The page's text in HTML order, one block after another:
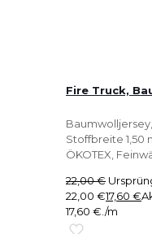
Fire Truck,
Baumwolljersey,
Stoffbreite 1,50
ÖKOTEX,
22,00€
22,00 €17,60 €
17,60 €. /m